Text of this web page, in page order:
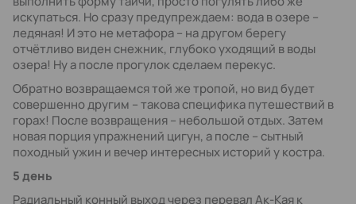
искупаться. Но сразу предупреждаем: вода в озере –
ледяная! И это не метафора – на другом берегу
отчётливо виден снежник, глубоко уходящий в воды
озера! Ну а после прогулок сделаем перекус.
Обратно возвращаемся той же тропой, но вид будет
совершенно другим – такова специфика путешествий в
горах! После возвращения – небольшой отдых. Затем
новая порция упражнений цигун, а после – сытный
походный ужин и вечер интересных историй у костра.
5 день
Радиальный конный выход через перевал Ак-Кая к